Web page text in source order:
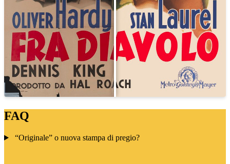
FAQ
“Originale” o nuova stampa di pregio?